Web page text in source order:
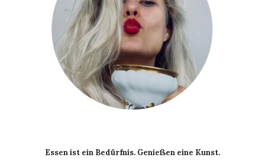
Essen ist ein Bedürfnis. Genießen eine Kunst.